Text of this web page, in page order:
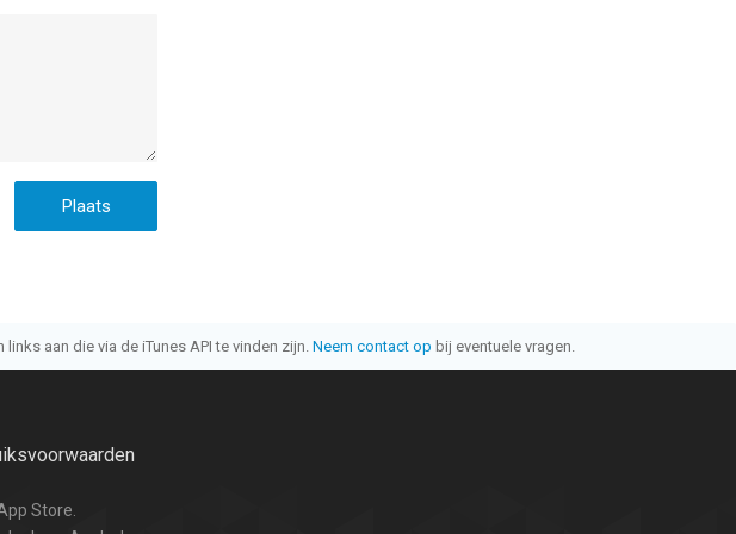
aan die via de iTunes API te vinden zijn. Neem contact op bij eventuele vragen.
Store.